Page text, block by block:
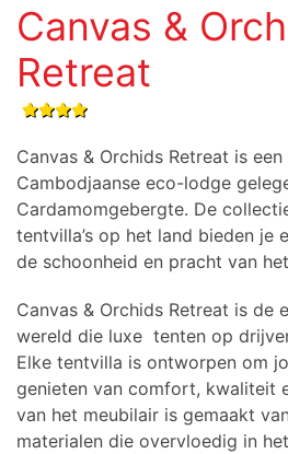
Canvas &
Retreat
Canvas & Orchids Retreat is
Cambodjaanse eco-lodge
Cardamomgebergte. De
tentvilla’s op het land bieden je
de schoonheid en pracht van
Canvas & Orchids Retreat is de
wereld die luxe tenten op
Elke tentvilla is ontworpen om
genieten van comfort, kwaliteit
van het meubilair is gemaakt
materialen die overvloedig in